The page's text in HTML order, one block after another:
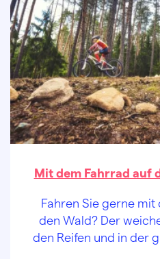
Mit dem Fahrrad auf
Fahren Sie gerne
den Wald? Der
den Reifen und in der